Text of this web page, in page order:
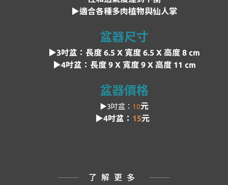
▶適合各種多肉植物與仙人掌
盆器尺寸
▶3吋盆：長度 6.5 X 寬度 6.5 X 高度 8 cm
▶4吋盆： 長度9 X 寬度 9 X 高度 11 cm
盆器價格
▶3吋盆： 10元
▶4吋盆： 15元
了解更多